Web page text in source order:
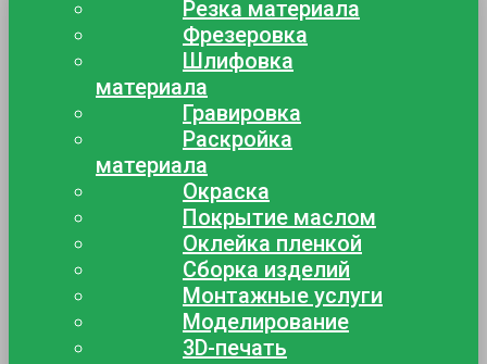
Резка материала
Фрезеровка
Шлифовка
материала
Гравировка
Раскройка
материала
Окраска
Покрытие маслом
Оклейка пленкой
Сборка изделий
Монтажные услуги
Моделирование
3D-печать